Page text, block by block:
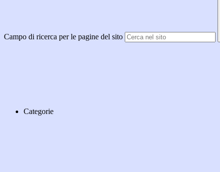
Campo di ricerca per le pagine del sito
Categorie